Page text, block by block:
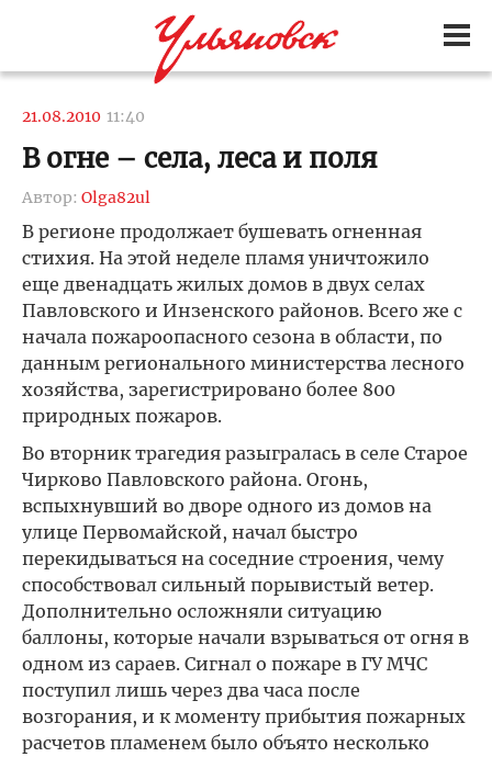
21.08.2010 11:40
В огне – села, леса и поля
Автор: Olga82ul
В регионе продолжает бушевать огненная
стихия. На этой неделе пламя уничтожило
еще двенадцать жилых домов в двух селах
Павловского и Инзенского районов. Всего же с
начала пожароопасного сезона в области, по
данным регионального министерства лесного
хозяйства, зарегистрировано более 800
природных пожаров.
Во вторник трагедия разыгралась в селе Старое
Чирково Павловского района. Огонь,
вспыхнувший во дворе одного из домов на
улице Первомайской, начал быстро
перекидываться на соседние строения, чему
способствовал сильный порывистый ветер.
Дополнительно осложняли ситуацию
баллоны, которые начали взрываться от огня в
одном из сараев. Сигнал о пожаре в ГУ МЧС
поступил лишь через два часа после
возгорания, и к моменту прибытия пожарных
расчетов пламенем было объято несколько